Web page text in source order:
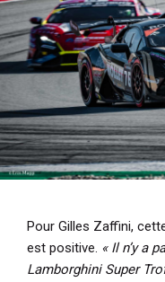
Pour Gilles Zaffini,
est positive. « Il n’y a
Lamborghini Super